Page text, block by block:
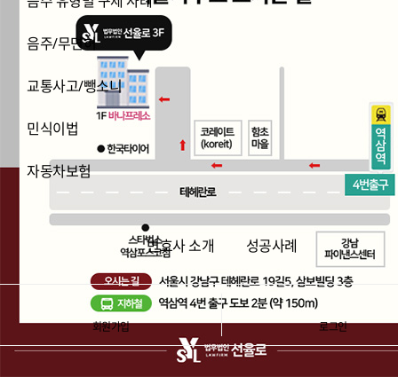
음주/무면허
교통사고/뺑소니
민식이법
자동차보험
변호사 소개 성공사례
회원가입 로그인